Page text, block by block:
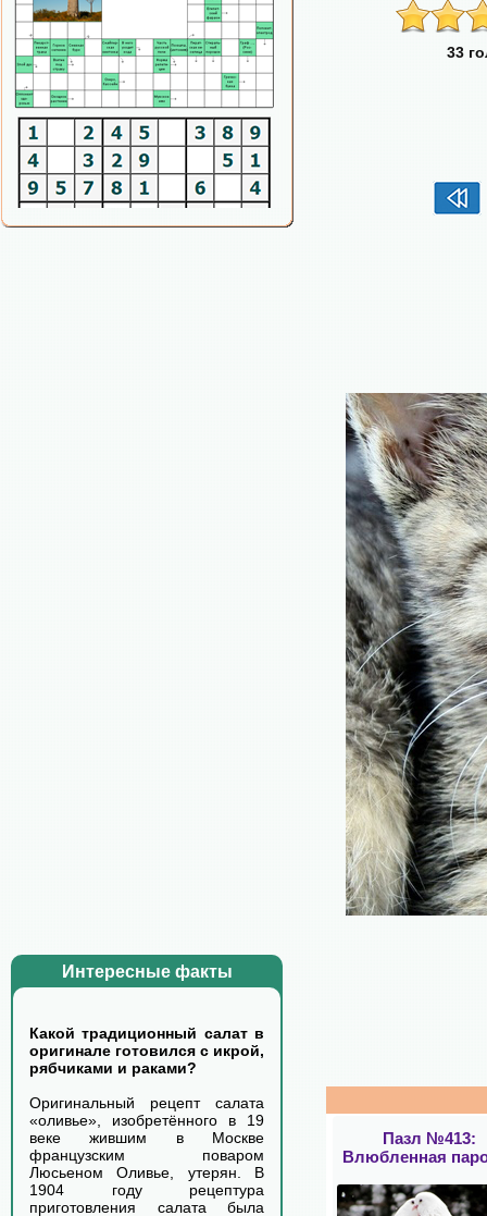
Интересные факты
Какой традиционный салат в
оригинале готовился с икрой,
рябчиками и раками?
Оригинальный рецепт салата
«оливье», изобретённого в 19
веке жившим в Москве
французским поваром
Люсьеном Оливье, утерян. В
1904 году рецептура
приготовления салата была
33
Пазл №413:
Влюбленная